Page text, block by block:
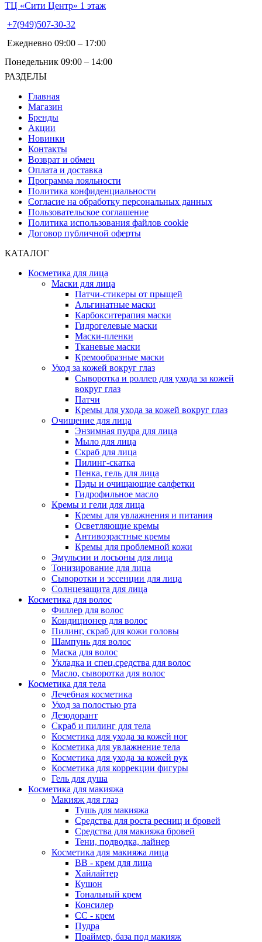
ТЦ «Сити Центр» 1 этаж
+7(949)507-30-32
Ежедневно 09:00 – 17:00
Понедельник 09:00 – 14:00
РАЗДЕЛЫ
Главная
Магазин
Бренды
Акции
Новинки
Контакты
Возврат и обмен
Оплата и доставка
Программа лояльности
Политика конфиденциальности
Согласие на обработку персональных данных
Пользовательское соглашение
Политика использования файлов cookie
Договор публичной оферты
КАТАЛОГ
Косметика для лица
Маски для лица
Патчи-стикеры от прыщей
Альгинатные маски
Карбокситерапия маски
Гидрогелевые маски
Маски-пленки
Тканевые маски
Кремообразные маски
Уход за кожей вокруг глаз
Сыворотка и роллер для ухода за кожей
вокруг глаз
Патчи
Кремы для ухода за кожей вокруг глаз
Очищение для лица
Энзимная пудра для лица
Мыло для лица
Скраб для лица
Пилинг-скатка
Пенка, гель для лица
Пэды и очищающие салфетки
Гидрофильное масло
Кремы и гели для лица
Кремы для увлажнения и питания
Осветляющие кремы
Антивозрастные кремы
Кремы для проблемной кожи
Эмульсии и лосьоны для лица
Тонизирование для лица
Сыворотки и эссенции для лица
Солнцезащита для лица
Косметика для волос
Филлер для волос
Кондиционер для волос
Пилинг, скраб для кожи головы
Шампунь для волос
Маска для волос
Укладка и спец.средства для волос
Масло, сыворотка для волос
Косметика для тела
Лечебная косметика
Уход за полостью рта
Дезодорант
Скраб и пилинг для тела
Косметика для ухода за кожей ног
Косметика для увлажнение тела
Косметика для ухода за кожей рук
Косметика для коррекции фигуры
Гель для душа
Косметика для макияжа
Макияж для глаз
Тушь для макияжа
Средства для роста ресниц и бровей
Средства для макияжа бровей
Тени, подводка, лайнер
Косметика для макияжа лица
ВВ - крем для лица
Хайлайтер
Кушон
Тональный крем
Консилер
СС - крем
Пудра
Праймер, база под макияж